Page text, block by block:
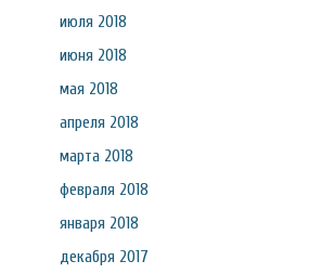
июля 2018
июня 2018
мая 2018
апреля 2018
марта 2018
февраля 2018
января 2018
декабря 2017